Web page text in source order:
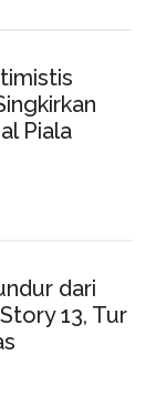
Piala
dari
13, Tur